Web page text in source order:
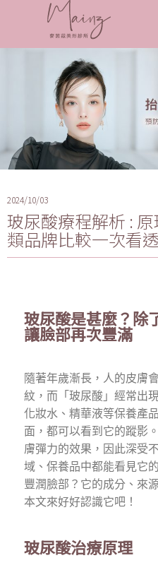
2024/10/03
玻尿酸療程解析 :
類品牌比較一次看透
玻尿酸是甚麼？除
讓臉部再次豐滿
隨著年歲漸長，人的皮膚
紋，而「玻尿酸」經常出
化妝水、精華液等保養產
面，都可以看到它的蹤影
膚彈力的效果，因此深受
域、保養品中都能看見它
豐潤臉部？它的成分、來
本文來好好認識它吧！
玻尿酸治療原理